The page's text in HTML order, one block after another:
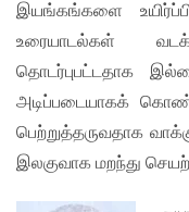
இயங்கங்களை
உரையாடல்கள்
தொடர்புபட்டதாக
அடிப்படையாகக்
பெற்றுத்தருவதாக
இலகுவாக மறந்து